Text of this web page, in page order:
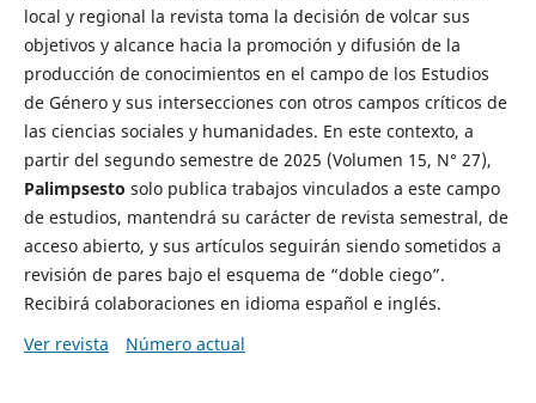
local y regional la revista toma la decisión de volcar sus
objetivos y alcance hacia la promoción y difusión de la
producción de conocimientos en el campo de los Estudios
de Género y sus intersecciones con otros campos críticos de
las ciencias sociales y humanidades. En este contexto, a
partir del segundo semestre de 2025 (Volumen 15, N° 27),
Palimpsesto solo publica trabajos vinculados a este campo
de estudios, mantendrá su carácter de revista semestral, de
acceso abierto, y sus artículos seguirán siendo sometidos a
revisión de pares bajo el esquema de “doble ciego”.
Recibirá colaboraciones en idioma español e inglés.
Ver revista
Número actual